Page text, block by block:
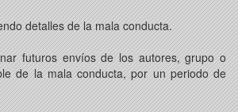
detalles de la mala conducta.
futuros envíos de los autores, grupo o
de la mala conducta, por un periodo de